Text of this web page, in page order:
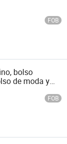
FOB
bolso
de moda y
el hombro,
FOB